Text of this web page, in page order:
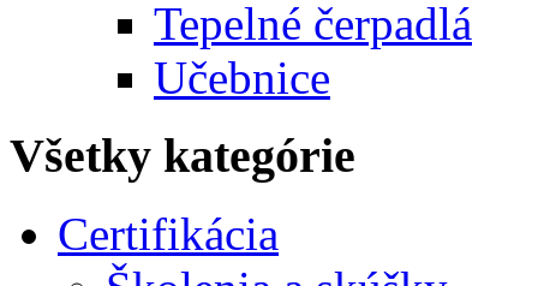
Tepelné čerpadlá
Učebnice
Všetky kategórie
Certifikácia